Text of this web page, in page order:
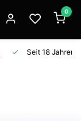
0
Seit 18 Jahren